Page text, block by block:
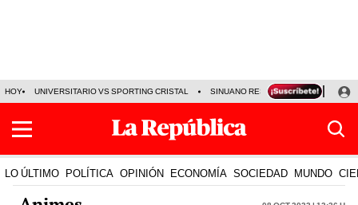
HOY UNIVERSITARIO VS SPORTING CRISTAL SINUANO RESULTADOS HOY
LO ÚLTIMO POLÍTICA OPINIÓN ECONOMÍA SOCIEDAD MUNDO